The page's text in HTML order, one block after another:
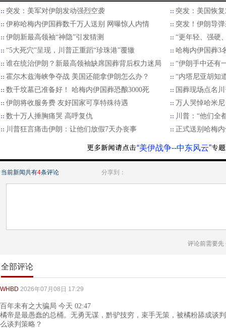
突发：美军对伊朗发动强烈空袭
突发：美国恢
伊称哈梅内伊国葬数千万人送别 网曝惊人内情
突发！伊朗导
伊朗新最高领袖“神隐”引发猜测
“更年轻、强硬
“5大死穴”呈现，川普正重蹈“珍珠港”覆辙
哈梅内伊国葬3
谁在统治伊朗？新最高领袖缺席国葬背后权力迷局
“伊朗手中还有
霍尔木兹海峡争夺战 美国还能拿伊朗怎么办？
“内塔尼亚胡知
数千坟墓已准备好！ 哈梅内伊国葬恐酿3000死
国葬现场点名
伊朗将收服务费 友好国家可享特殊待遇
万人哭悼哈米
数十万人捶胸痛哭 高呼复仇
川普：“他们全
川普狂言痛击伊朗：让他们放假7天办丧事
正式送别哈梅
“美伊战争--中东风云”
当前新闻共有4条评论 分享到：
评论前需要先
全部评论
WHBD 2026年07月08日 17:29
百年未有之大骗局 今天 02:47
橘帝是最愚蠢的总桶。无勇无谋，黔驴技穷，束手无策，被橘粉舔成谈
么谈判策略？